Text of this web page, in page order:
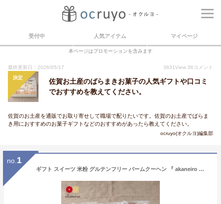
受付中 人気アイテム マイページ
本ページはプロモーションを含みます
最終更新日：2026/05/17 3831View 36 コメント
決定
佐賀お土産のばらまきお菓子の人気ギフトや口コミ
でおすすめを教えてください。
佐賀のお土産を通販でお取り寄せして職場で配りたいです。佐賀のお土産でばらま
き用におすすめのお菓子ギフトなどのおすすめがあったら教えてください。
ocruyo(オクルヨ)編集部
no. 1
ギフト スイーツ 米粉 グルテンフリー バームクーヘン 『 akaneiro アカネイロ バームクーヘン ミニバウム ミックス15個ギフトセット 』 お菓子 焼き菓子 手土産 内祝い クリスマス バレンタイン ホワイトデー